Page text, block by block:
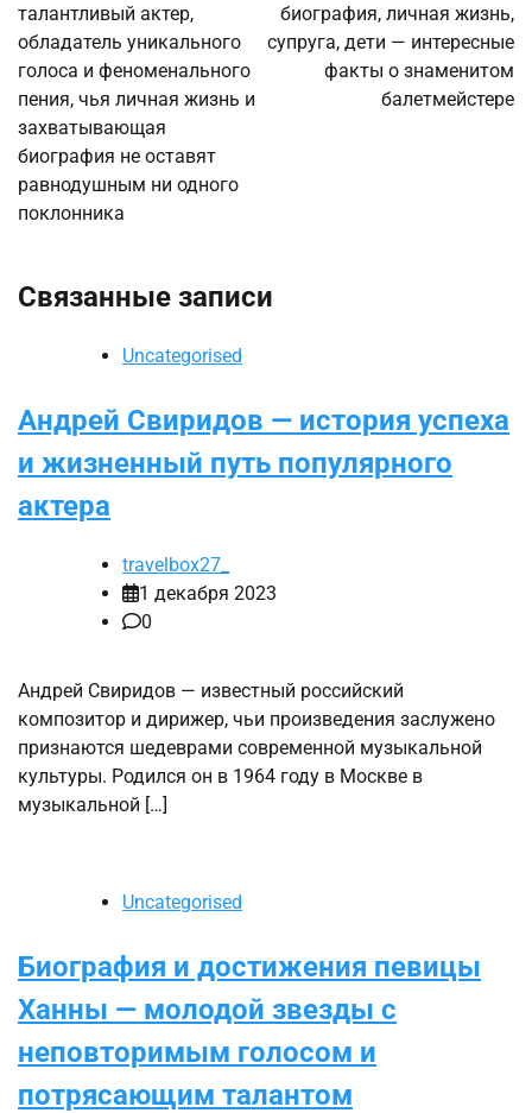
записям
талантливый актер,
обладатель уникального
голоса и феноменального
пения, чья личная жизнь и
захватывающая
биография не оставят
равнодушным ни одного
поклонника
биография, личная жизнь,
супруга, дети — интересные
факты о знаменитом
балетмейстере
Связанные записи
Uncategorised
Андрей Свиридов — история успеха
и жизненный путь популярного
актера
travelbox27_
1 декабря 2023
0
Андрей Свиридов — известный российский
композитор и дирижер, чьи произведения заслужено
признаются шедеврами современной музыкальной
культуры. Родился он в 1964 году в Москве в
музыкальной […]
Uncategorised
Биография и достижения певицы
Ханны — молодой звезды с
неповторимым голосом и
потрясающим талантом